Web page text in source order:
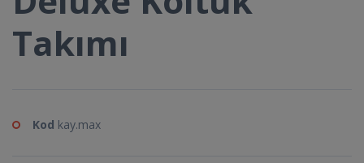
Takımı
Kod kay.max